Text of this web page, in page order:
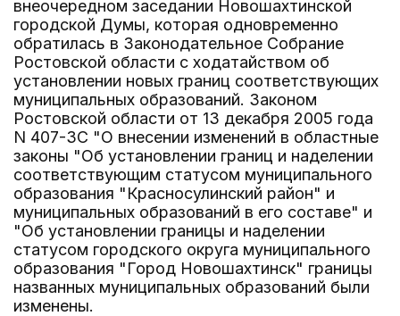
внеочередном заседании Новошахтинской
городской Думы, которая одновременно
обратилась в Законодательное Собрание
Ростовской области с ходатайством об
установлении новых границ соответствующих
муниципальных образований. Законом
Ростовской области от 13 декабря 2005 года
N 407-ЗС "О внесении изменений в областные
законы "Об установлении границ и наделении
соответствующим статусом муниципального
образования "Красносулинский район" и
муниципальных образований в его составе" и
"Об установлении границы и наделении
статусом городского округа муниципального
образования "Город Новошахтинск" границы
названных муниципальных образований были
изменены.